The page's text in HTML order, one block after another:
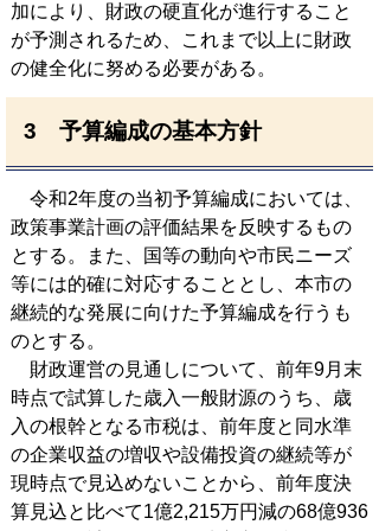
加により、財政の硬直化が進行すること
が予測されるため、これまで以上に財政
の健全化に努める必要がある。
3 予算編成の基本方針
令和2年度の当初予算編成においては、
政策事業計画の評価結果を反映するもの
とする。また、国等の動向や市民ニーズ
等には的確に対応することとし、本市の
継続的な発展に向けた予算編成を行うも
のとする。
財政運営の見通しについて、前年9月末
時点で試算した歳入一般財源のうち、歳
入の根幹となる市税は、前年度と同水準
の企業収益の増収や設備投資の継続等が
現時点で見込めないことから、前年度決
算見込と比べて1億2,215万円減の68億936